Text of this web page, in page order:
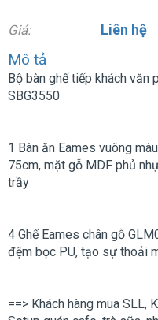
Giá: Liên hệ
Mô tả
Bộ bàn ghế tiếp khách văn
SBG3550
1 Bàn ăn Eames vuông
75cm, mặt gỗ MDF phủ
trầy
4 Ghế Eames chân gỗ
đệm bọc PU, tạo sự thoải
==> Khách hàng mua SLL,